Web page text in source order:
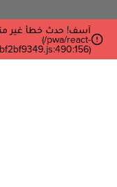
(/pwa/react-